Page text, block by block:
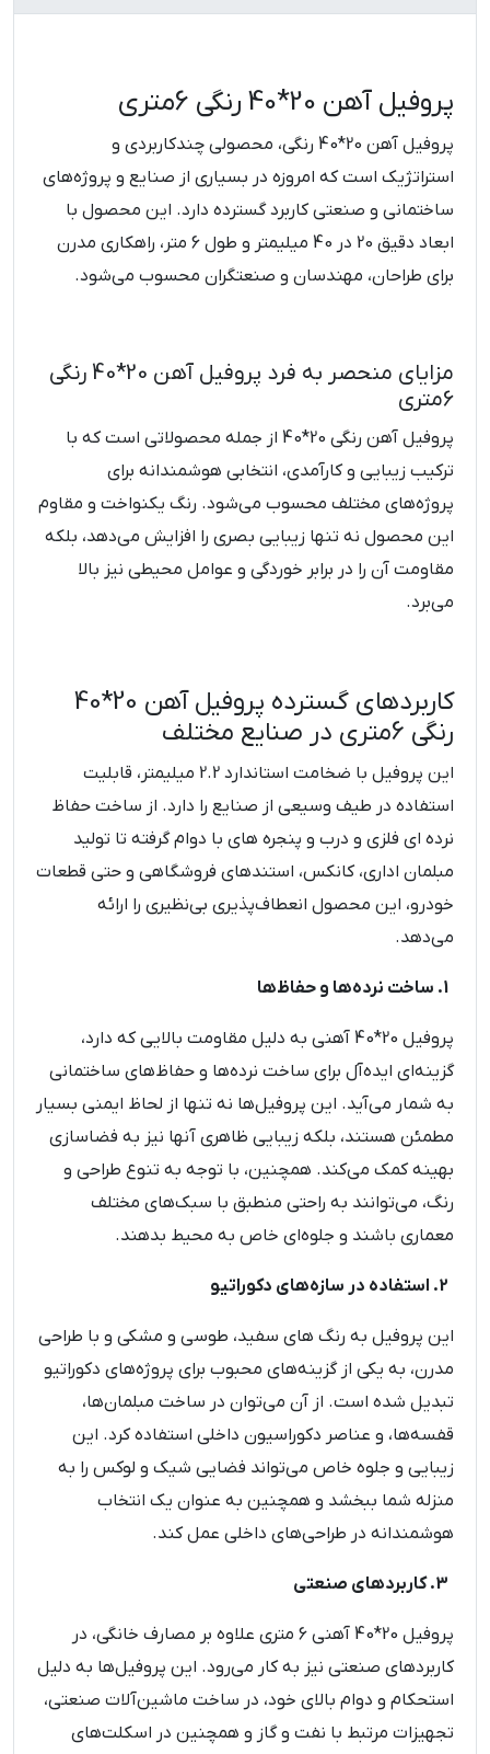
پروفیل آهن 20*40 رنگی 6متری
پروفیل آهن 20*40 رنگی، محصولی چندکاربردی و
استراتژیک است که امروزه در بسیاری از صنایع و پروژه‌های
ساختمانی و صنعتی کاربرد گسترده‌ دارد. این محصول با
ابعاد دقیق 20 در 40 میلیمتر و طول 6 متر، راهکاری مدرن
برای طراحان، مهندسان و صنعتگران محسوب می‌شود.
مزایای منحصر به فرد پروفیل آهن 20*40 رنگی
6متری
پروفیل آهن رنگی 20*40 از جمله محصولاتی است که با
ترکیب زیبایی و کارآمدی، انتخابی هوشمندانه برای
پروژه‌های مختلف محسوب می‌شود. رنگ یکنواخت و مقاوم
این محصول نه تنها زیبایی بصری را افزایش می‌دهد، بلکه
مقاومت آن را در برابر خوردگی و عوامل محیطی نیز بالا
می‌برد.
کاربردهای گسترده پروفیل آهن 20*40
رنگی 6متری در صنایع مختلف
این پروفیل با ضخامت استاندارد 2.2 میلیمتر، قابلیت
استفاده در طیف وسیعی از صنایع را دارد. از ساخت حفاظ
نرده‌ ای فلزی و درب و پنجره های با دوام گرفته تا تولید
مبلمان اداری، کانکس، استندهای فروشگاهی و حتی قطعات
خودرو، این محصول انعطاف‌پذیری بی‌نظیری را ارائه
می‌دهد.
پروفیل 20*40 آهنی به دلیل مقاومت بالایی که دارد،
گزینه‌ای ایده‌آل برای ساخت نرده‌ها و حفاظ‌های ساختمانی
به شمار می‌آید. این پروفیل‌ها نه تنها از لحاظ ایمنی بسیار
مطمئن هستند، بلکه زیبایی ظاهری آنها نیز به فضاسازی
بهینه کمک می‌کند. همچنین، با توجه به تنوع طراحی و
رنگ، می‌توانند به راحتی منطبق با سبک‌های مختلف
معماری باشند و جلوه‌ای خاص به محیط بدهند.
این پروفیل به رنگ های سفید، طوسی و مشکی و با طراحی
مدرن، به یکی از گزینه‌های محبوب برای پروژه‌های دکوراتیو
تبدیل شده است. از آن می‌توان در ساخت مبلمان‌ها،
قفسه‌ها، و عناصر دکوراسیون داخلی استفاده کرد. این
زیبایی و جلوه خاص می‌تواند فضایی شیک و لوکس را به
منزله شما ببخشد و همچنین به عنوان یک انتخاب
هوشمندانه در طراحی‌های داخلی عمل کند.
پروفیل 20*40 آهنی 6 متری علاوه بر مصارف خانگی، در
کاربردهای صنعتی نیز به کار می‌رود. این پروفیل‌ها به دلیل
استحکام و دوام بالای خود، در ساخت ماشین‌آلات صنعتی،
تجهیزات مرتبط با نفت و گاز و همچنین در اسکلت‌های